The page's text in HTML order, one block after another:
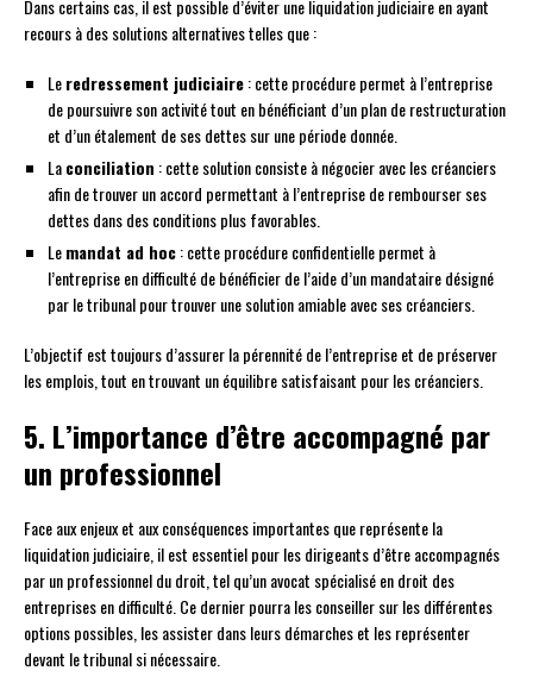
Dans certains cas, il est possible d’éviter une liquidation judiciaire en ayant
recours à des solutions alternatives telles que :
Leredressement judiciaire: cette procédure permet à l’entreprise
de poursuivre son activité tout en bénéficiant d’un plan de restructuration
et d’un étalement de ses dettes sur une période donnée.
Laconciliation : cette solution consiste à négocier avec les créanciers
afin de trouver un accord permettant à l’entreprise de rembourser ses
dettes dans des conditions plus favorables.
Lemandat ad hoc: cette procédure confidentielle permet à
l’entreprise en difficulté de bénéficier de l’aide d’un mandataire désigné
par le tribunal pour trouver une solution amiable avec ses créanciers.
L’objectif est toujours d’assurer la pérennité de l’entreprise et de préserver
les emplois, tout en trouvant un équilibre satisfaisant pour les créanciers.
5. L’importance d’être accompagné par
un professionnel
Face aux enjeux et aux conséquences importantes que représente la
liquidation judiciaire, il est essentiel pour les dirigeants d’être accompagnés
par un professionnel du droit, tel qu’un avocat spécialisé en droit des
entreprises en difficulté. Ce dernier pourra les conseiller sur les différentes
options possibles, les assister dans leurs démarches et les représenter
devant le tribunal si nécessaire.